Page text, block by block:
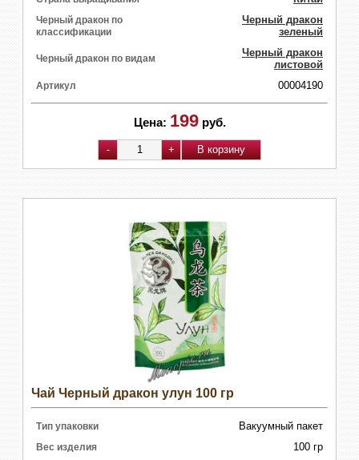
Черный дракон по
классификации
Черный дракон
зеленый
Черный дракон по видам
Черный дракон
листовой
Артикул 00004190
Цена: 199 руб.
Чай Черный дракон улун 100 гр
Тип упаковки Вакуумный пакет
Вес изделия 100 гр